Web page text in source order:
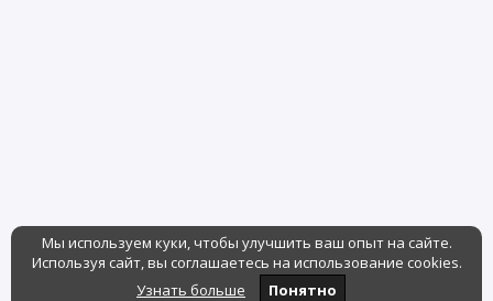
Мы используем куки, чтобы улучшить ваш опыт на сайте.
Используя сайт, вы соглашаетесь на использование cookies.
Узнать больше
Понятно